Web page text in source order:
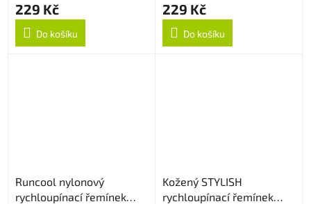
229 Kč
Do košíku
229 Kč
Do košíku
Runcool nylonový
rychloupínací řemínek
Kožený STYLISH
rychloupínací řemínek